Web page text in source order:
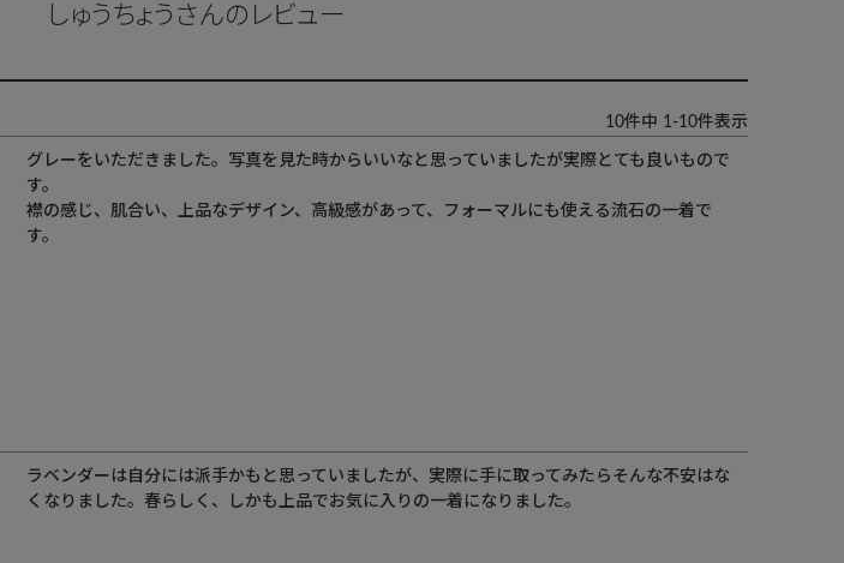
しゅうちょうさんのレビュー
10件中 1 -10件表示
グレーをいただきました。写真を見た時からいいなと思っていましたが実際とても良いもので
す。
襟の感じ、肌合い、上品なデザイン、高級感があって、フォーマルにも使える流石の一着で
す。
ラベンダーは自分には派手かもと思っていましたが、実際に手に取ってみたらそんな不安はな
くなりました。春らしく、しかも上品でお気に入りの一着になりました。